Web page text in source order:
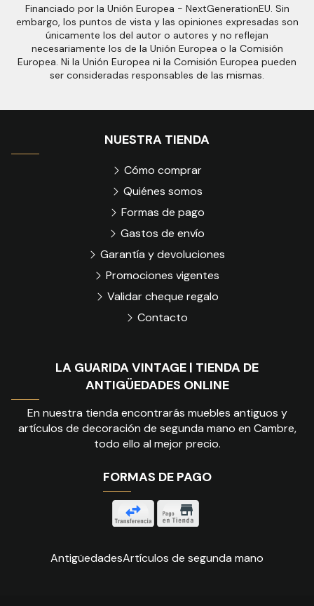
Financiado por la Unión Europea - NextGenerationEU. Sin
embargo, los puntos de vista y las opiniones expresadas son
únicamente los del autor o autores y no reflejan
necesariamente los de la Unión Europea o la Comisión
Europea. Ni la Unión Europea ni la Comisión Europea pueden
ser consideradas responsables de las mismas.
LA GUARIDA VINTAGE | TIENDA DE
ANTIGÜEDADES ONLINE
En nuestra tienda encontrarás muebles antiguos y
artículos de decoración de segunda mano en Cambre,
todo ello al mejor precio.
FORMAS DE PAGO
NUESTRA TIENDA
Cómo comprar
Quiénes somos
Formas de pago
Gastos de envío
Garantía y devoluciones
Promociones vigentes
Validar cheque regalo
Contacto
AntigüedadesArtículos de segunda mano